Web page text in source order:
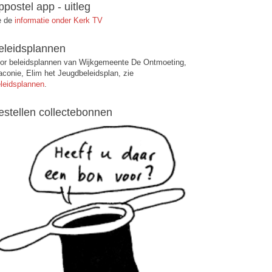
app - uitleg
de informatie onder Kerk TV
beleidsplannen van Wijkgemeente De Ontmoeting,
Elim het Jeugdbeleidsplan, zie
.
collectebonnen